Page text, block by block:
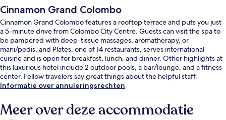
Cinnamon Grand Colombo
Cinnamon Grand Colombo features a rooftop terrace and puts you just
a 5-minute drive from Colombo City Centre. Guests can visit the spa to
be pampered with deep-tissue massages, aromatherapy, or
mani/pedis, and Plates, one of 14 restaurants, serves international
cuisine and is open for breakfast, lunch, and dinner. Other highlights at
this luxurious hotel include 2 outdoor pools, a bar/lounge, and a fitness
center. Fellow travelers say great things about the helpful staff.
Informatie over annuleringsrechten
Meer over deze accommodatie